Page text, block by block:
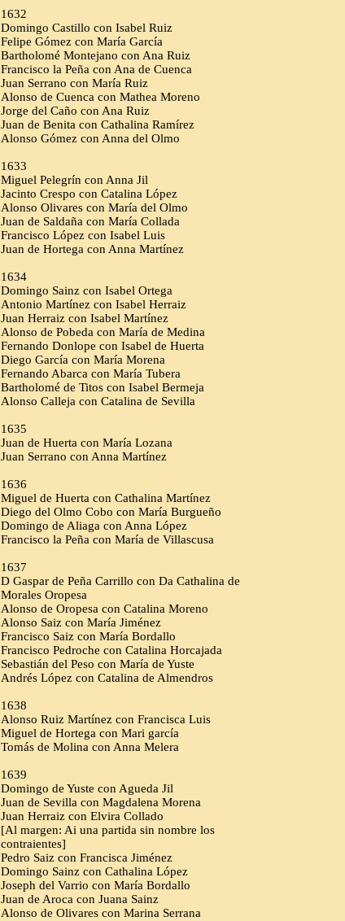
1632
Domingo Castillo con Isabel Ruiz
Felipe Gómez con María García
Bartholomé Montejano con Ana Ruiz
Francisco la Peña con Ana de Cuenca
Juan Serrano con María Ruiz
Alonso de Cuenca con Mathea Moreno
Jorge del Caño con Ana Ruiz
Juan de Benita con Cathalina Ramírez
Alonso Gómez con Anna del Olmo
1633
Miguel Pelegrín con Anna Jil
Jacinto Crespo con Catalina López
Alonso Olivares con María del Olmo
Juan de Saldaña con María Collada
Francisco López con Isabel Luis
Juan de Hortega con Anna Martínez
1634
Domingo Sainz con Isabel Ortega
Antonio Martínez con Isabel Herraiz
Juan Herraiz con Isabel Martínez
Alonso de Pobeda con María de Medina
Fernando Donlope con Isabel de Huerta
Diego García con María Morena
Fernando Abarca con María Tubera
Bartholomé de Titos con Isabel Bermeja
Alonso Calleja con Catalina de Sevilla
1635
Juan de Huerta con María Lozana
Juan Serrano con Anna Martínez
1636
Miguel de Huerta con Cathalina Martínez
Diego del Olmo Cobo con María Burgueño
Domingo de Aliaga con Anna López
Francisco la Peña con María de Villascusa
1637
D Gaspar de Peña Carrillo con Da Cathalina de
Morales Oropesa
Alonso de Oropesa con Catalina Moreno
Alonso Saiz con María Jiménez
Francisco Saiz con María Bordallo
Francisco Pedroche con Catalina Horcajada
Sebastián del Peso con María de Yuste
Andrés López con Catalina de Almendros
1638
Alonso Ruiz Martínez con Francisca Luis
Miguel de Hortega con Mari garcía
Tomás de Molina con Anna Melera
1639
Domingo de Yuste con Agueda Jil
Juan de Sevilla con Magdalena Morena
Juan Herraiz con Elvira Collado
[Al margen: Ai una partida sin nombre los
contraientes]
Pedro Saiz con Francisca Jiménez
Domingo Sainz con Cathalina López
Joseph del Varrio con María Bordallo
Juan de Aroca con Juana Sainz
Alonso de Olivares con Marina Serrana